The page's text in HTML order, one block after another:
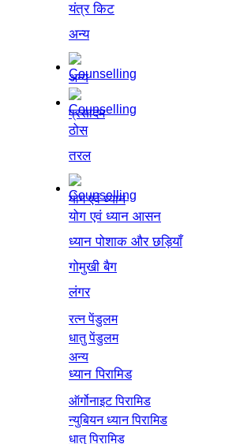
यंत्र किट
अन्य
अन्य
प्रसादम
ठोस
तरल
योग एवं ध्यान
योग एवं ध्यान आसन
ध्यान पोशाक और छड़ियाँ
गोमुखी बैग
लंगर
रत्न पेंडुलम
धातु पेंडुलम
अन्य
ध्यान पिरामिड
ऑर्गोनाइट पिरामिड
न्युबियन ध्यान पिरामिड
धातु पिरामिड